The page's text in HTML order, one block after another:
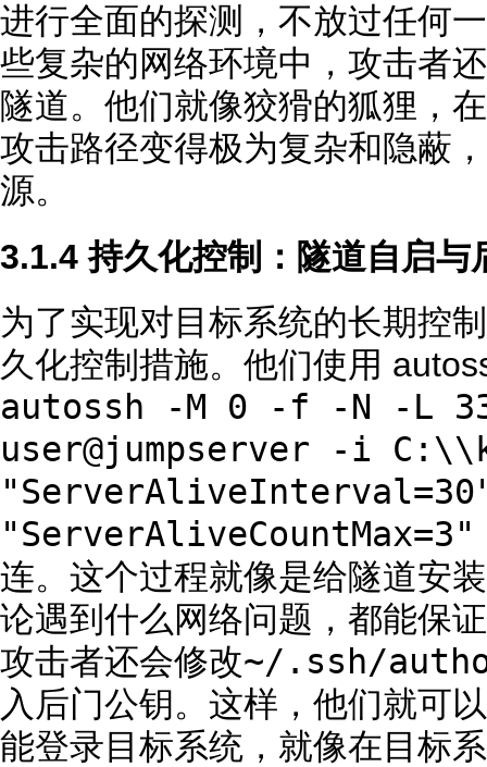
进行全面的探测，不放过任何
些复杂的网络环境中，攻击者
隧道。他们就像狡猾的狐狸，
攻击路径变得极为复杂和隐蔽
源。
3.1.4 持久化控制：隧道自启与
为了实现对目标系统的长期控
久化控制措施。他们使用
autossh -M 0 -f -N -L
user@jumpserver -i
"ServerAliveCountMax=3"
连。这个过程就像是给隧道安
论遇到什么网络问题，都能保
攻击者还会修改~/.ssh/
入后门公钥。这样，他们就可
能登录目标系统，就像在目标